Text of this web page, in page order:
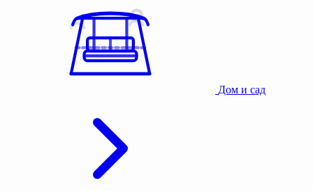
Дом и сад